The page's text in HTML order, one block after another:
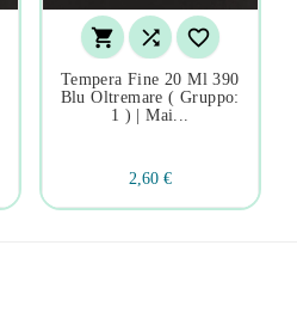
  
Tempera Fine 20 Ml 390
Blu Oltremare ( Gruppo:
1 ) | Mai...
2,60 €